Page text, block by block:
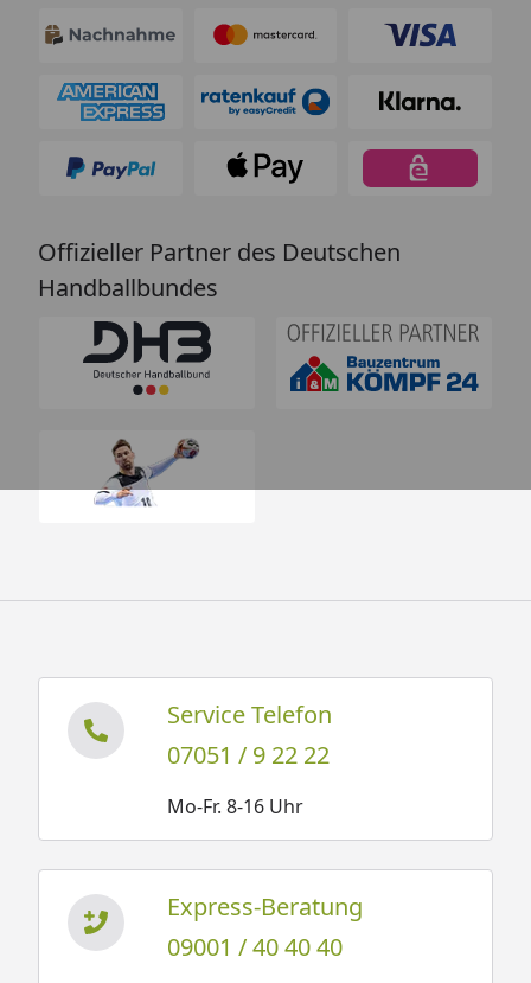
Offizieller Partner des Deutschen
Handballbundes
Service Telefon
07051 / 9 22 22
Mo-Fr. 8-16 Uhr
Express-Beratung
09001 / 40 40 40